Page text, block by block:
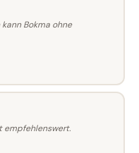
Bokma ohne
empfehlenswert.